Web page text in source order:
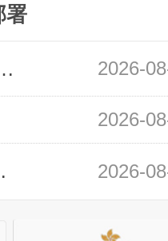
署
只欠非农数据“东风” 2026-
2026-
击破局 2026-